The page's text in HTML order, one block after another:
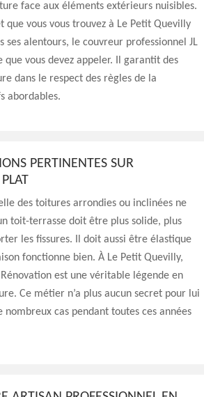
face aux éléments extérieurs nuisibles.
vous vous trouvez à Le Petit Quevilly
ses alentours, le couvreur professionnel JL
vous devez appeler. Il garantit des
dans le respect des règles de la
abordables.
PERTINENTES SUR
des toitures arrondies ou inclinées ne
toit-terrasse doit être plus solide, plus
les fissures. Il doit aussi être élastique
fonctionne bien. À Le Petit Quevilly,
est une véritable légende en
Ce métier n’a plus aucun secret pour lui
nombreux cas pendant toutes ces années